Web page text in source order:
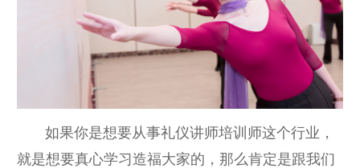
如果你是想要从事礼仪讲师培训师这个行业，
就是想要真心学习造福大家的，那么肯定是跟我们